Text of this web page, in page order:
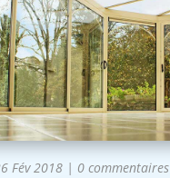
Fév 2018| 0 commentaires